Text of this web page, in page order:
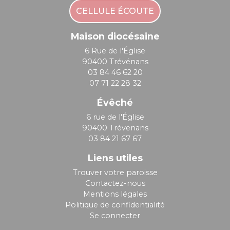
CELLULE ÉCOUTE
Maison diocésaine
6 Rue de l'Église
90400 Trévénans
03 84 46 62 20
07 71 22 28 32
Évêché
6 rue de l'Église
90400 Trévenans
03 84 21 67 67
Liens utiles
Trouver votre paroisse
Contactez-nous
Mentions légales
Politique de confidentialité
Se connecter